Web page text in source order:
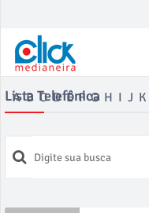
Lista Telefônica
A B C D E F G H I J K